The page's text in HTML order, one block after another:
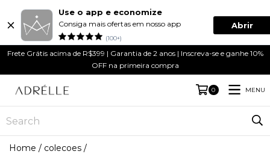
Use o app e economize
Consiga mais ofertas em nosso app
(100+)
Abrir
Frete Grátis acima de R$399 | Garantia de 2 anos | Inscreva-se e ganhe 10%
OFF na primeira compra
0 MENU
Home / colecoes /